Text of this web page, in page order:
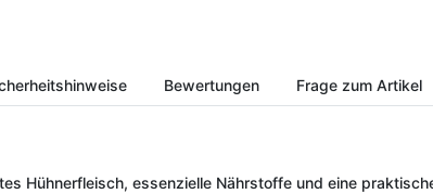
Bewertungen Frage zum Artikel
Hühnerfleisch, essenzielle Nährstoffe und eine